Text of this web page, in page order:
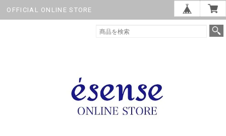
OFFICIAL ONLINE STORE